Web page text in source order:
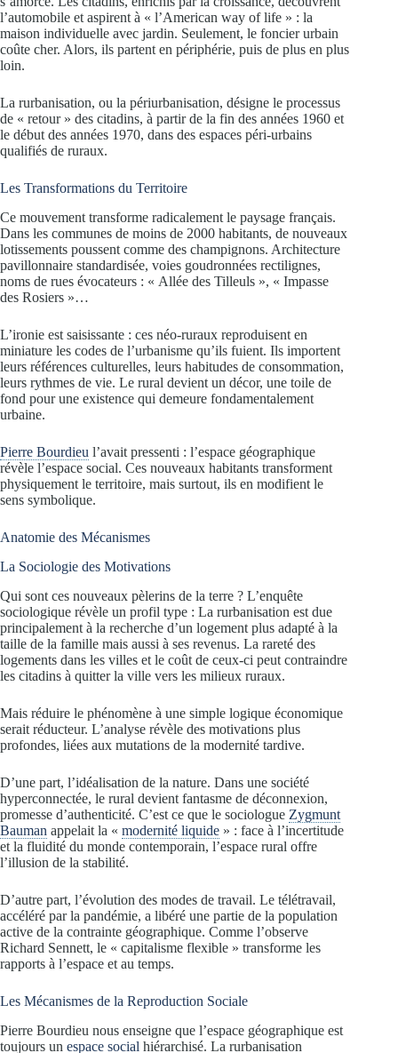
l’automobile et aspirent à « l’American way of life » : la
maison individuelle avec jardin. Seulement, le foncier urbain
coûte cher. Alors, ils partent en périphérie, puis de plus en plus
loin.
La rurbanisation, ou la périurbanisation, désigne le processus
de « retour » des citadins, à partir de la fin des années 1960 et
le début des années 1970, dans des espaces péri-urbains
qualifiés de ruraux.
Les Transformations du Territoire
Ce mouvement transforme radicalement le paysage français.
Dans les communes de moins de 2000 habitants, de nouveaux
lotissements poussent comme des champignons. Architecture
pavillonnaire standardisée, voies goudronnées rectilignes,
noms de rues évocateurs : « Allée des Tilleuls », « Impasse
des Rosiers »…
L’ironie est saisissante : ces néo-ruraux reproduisent en
miniature les codes de l’urbanisme qu’ils fuient. Ils importent
leurs références culturelles, leurs habitudes de consommation,
leurs rythmes de vie. Le rural devient un décor, une toile de
fond pour une existence qui demeure fondamentalement
urbaine.
Pierre Bourdieu l’avait pressenti : l’espace géographique
révèle l’espace social. Ces nouveaux habitants transforment
physiquement le territoire, mais surtout, ils en modifient le
sens symbolique.
Anatomie des Mécanismes
La Sociologie des Motivations
Qui sont ces nouveaux pèlerins de la terre ? L’enquête
sociologique révèle un profil type : La rurbanisation est due
principalement à la recherche d’un logement plus adapté à la
taille de la famille mais aussi à ses revenus. La rareté des
logements dans les villes et le coût de ceux-ci peut contraindre
les citadins à quitter la ville vers les milieux ruraux.
Mais réduire le phénomène à une simple logique économique
serait réducteur. L’analyse révèle des motivations plus
profondes, liées aux mutations de la modernité tardive.
D’une part, l’idéalisation de la nature. Dans une société
hyperconnectée, le rural devient fantasme de déconnexion,
promesse d’authenticité. C’est ce que le sociologue Zygmunt
Bauman appelait la « modernité liquide » : face à l’incertitude
et la fluidité du monde contemporain, l’espace rural offre
l’illusion de la stabilité.
D’autre part, l’évolution des modes de travail. Le télétravail,
accéléré par la pandémie, a libéré une partie de la population
active de la contrainte géographique. Comme l’observe
Richard Sennett, le « capitalisme flexible » transforme les
rapports à l’espace et au temps.
Les Mécanismes de la Reproduction Sociale
Pierre Bourdieu nous enseigne que l’espace géographique est
toujours un espace social hiérarchisé. La rurbanisation